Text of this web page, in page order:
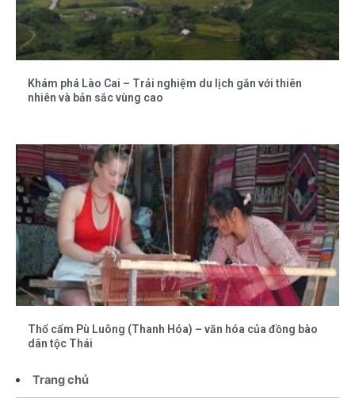
Trang chủ
Khám phá Lào Cai – Trải nghiệm du lịch gắn với thiên
nhiên và bản sắc vùng cao
Thổ cẩm Pù Luông (Thanh Hóa) – văn hóa của đồng bào
dân tộc Thái